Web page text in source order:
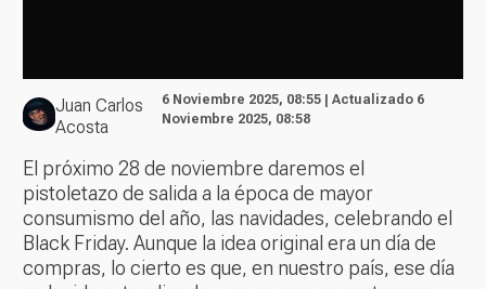
Juan Carlos
Acosta
6 Noviembre 2025, 08:55 | Actualizado 6
Noviembre 2025, 08:58
El próximo 28 de noviembre daremos el
pistoletazo de salida a la época de mayor
consumismo del año, las navidades, celebrando el
Black Friday. Aunque la idea original era un día de
compras, lo cierto es que, en nuestro país, ese día